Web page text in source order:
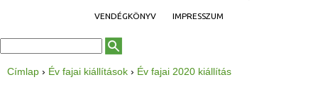
VENDÉGKÖNYV IMPRESSZUM
K
e
J
Címlap › Év fajai kiállítások › Év fajai 2020 kiállítás